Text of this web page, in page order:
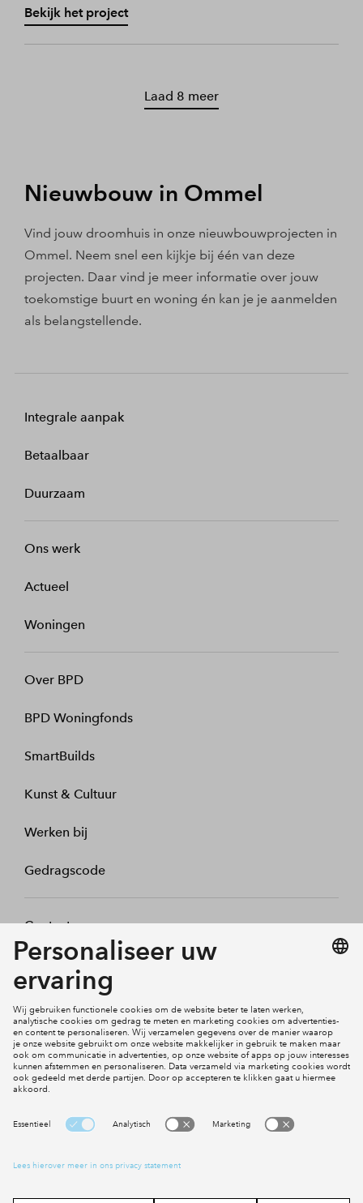
Bekijk het project
Laad 8 meer
Nieuwbouw in Ommel
Vind jouw droomhuis in onze nieuwbouwprojecten in
Ommel. Neem snel een kijkje bij één van deze
projecten. Daar vind je meer informatie over jouw
toekomstige buurt en woning én kan je je aanmelden
als belangstellende.
Integrale aanpak
Betaalbaar
Duurzaam
Ons werk
Actueel
Woningen
Over BPD
BPD Woningfonds
SmartBuilds
Kunst & Cultuur
Werken bij
Gedragscode
Contact
Mijn profiel
Social Media
Cookies